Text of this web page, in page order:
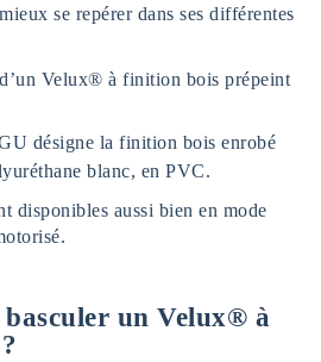
se repérer dans ses différentes
Velux® à finition bois prépeint
désigne la finition bois enrobé
blanc, en PVC.
disponibles aussi bien en mode
un Velux® à